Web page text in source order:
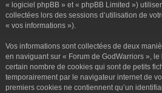
« logiciel phpBB » et « phpBB Limited »)
collectées lors des sessions d’utilisation de
« vos informations »).
Vos informations sont collectées de deux
en naviguant sur « Forum de GodWarriors »,
certain nombre de cookies qui sont de petits
temporairement par le navigateur internet de
premiers cookies ne contiennent qu’un